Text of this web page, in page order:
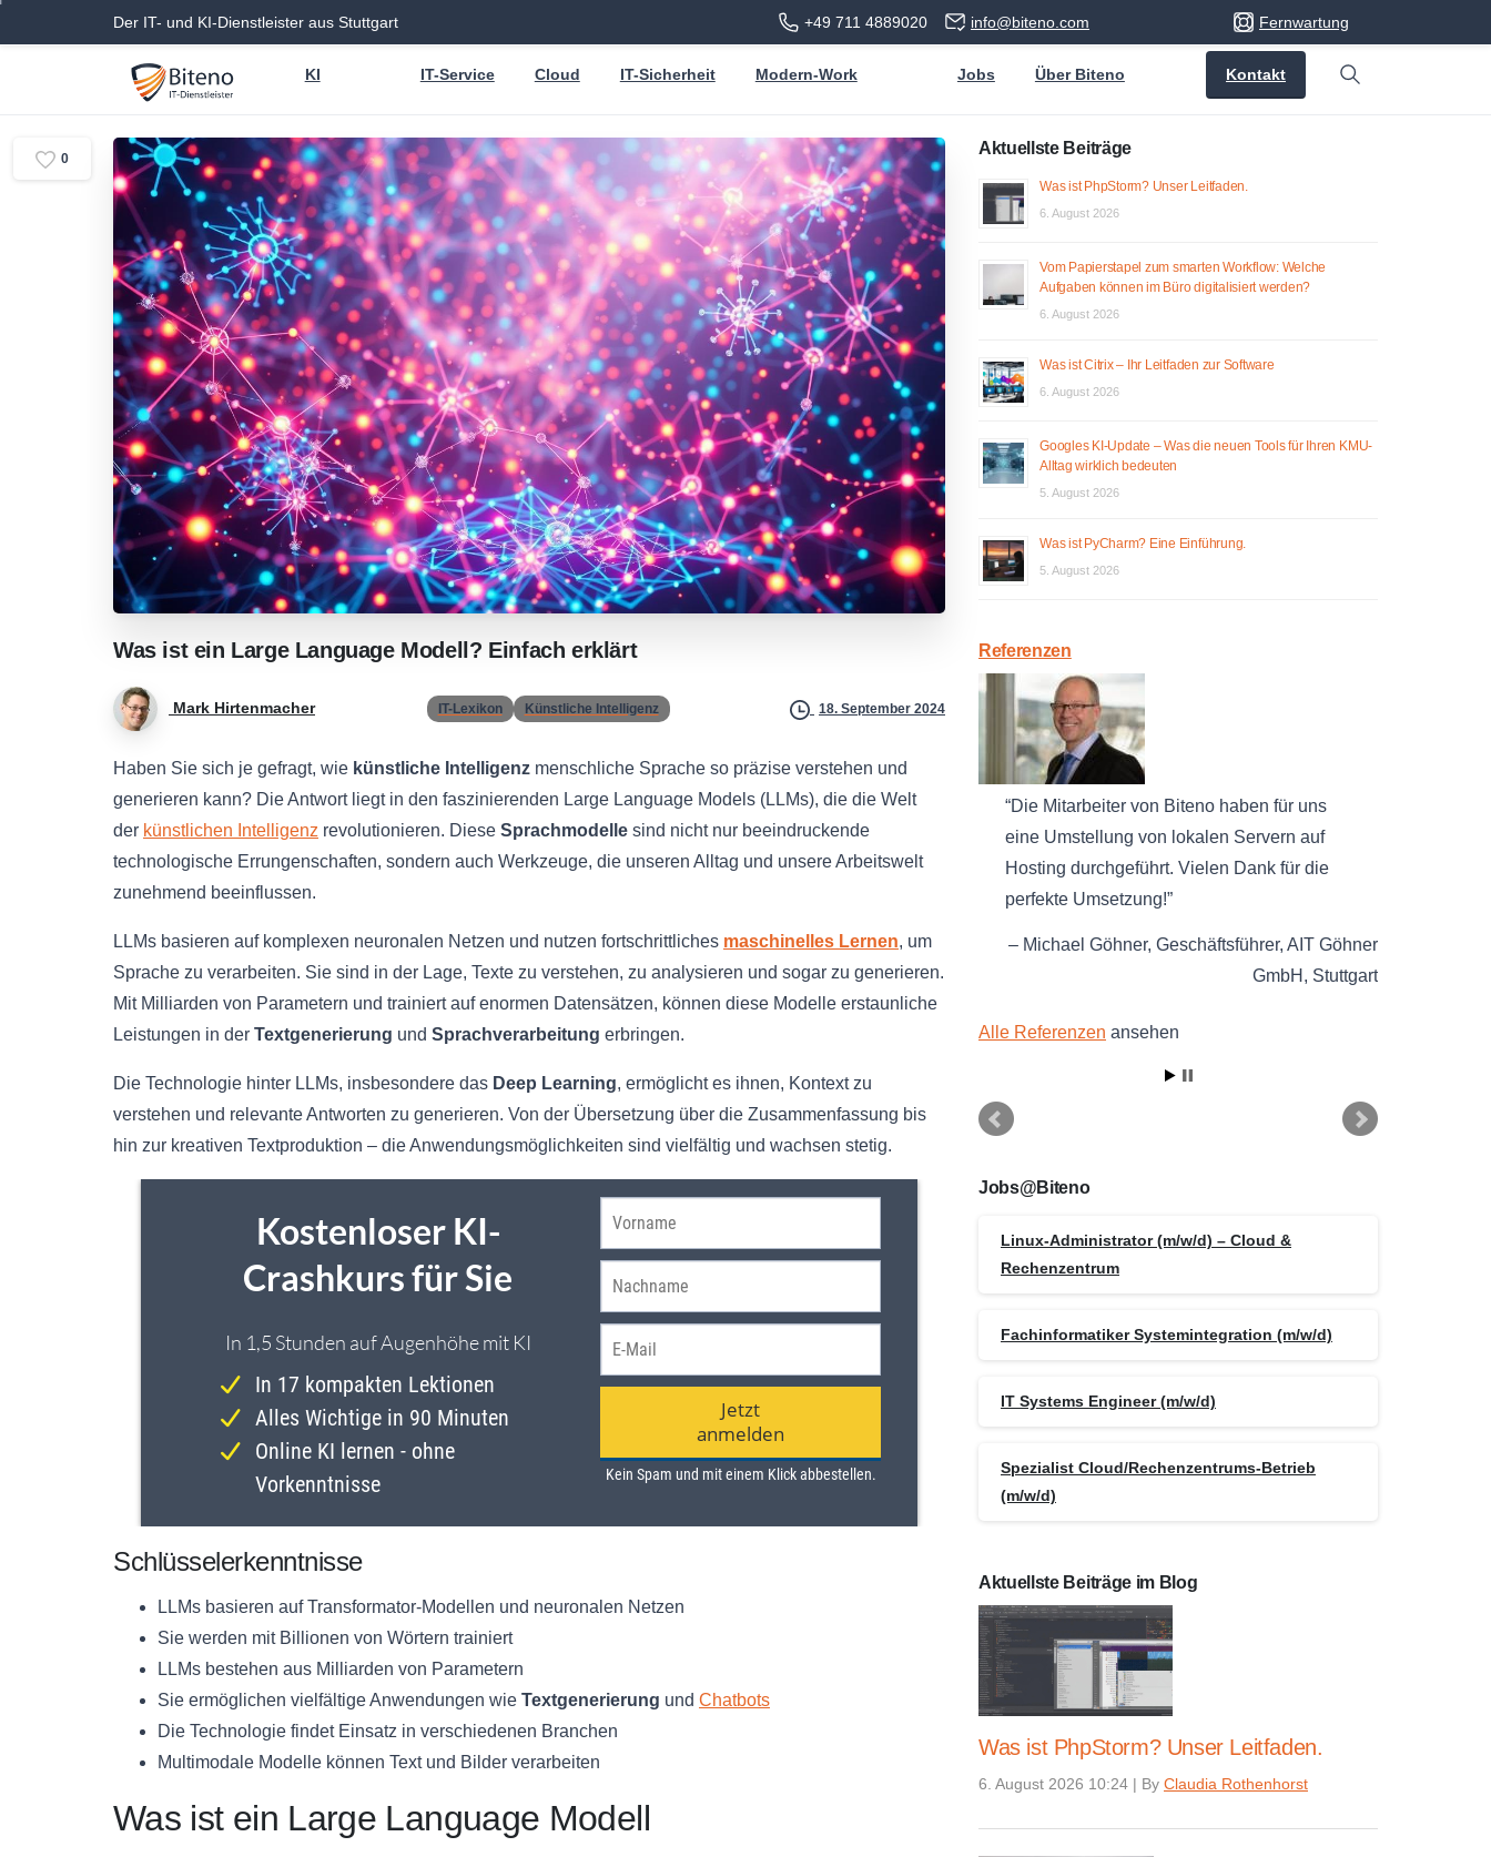
Der IT- und KI-Dienstleister aus Stuttgart +49 711 4889020 info@biteno.com Fernwartung
KI IT-Service Cloud IT-Sicherheit Modern-Work Jobs Über Biteno Kontakt
Search
Was ist ein Large Language Modell? Einfach erklärt
Mark Hirtenmacher IT-Lexikon Künstliche Intelligenz 18. September 2024
Haben Sie sich je gefragt, wie künstliche Intelligenz menschliche Sprache so präzise verstehen und
generieren kann? Die Antwort liegt in den faszinierenden Large Language Models (LLMs), die die Welt
der künstlichen Intelligenz revolutionieren. Diese Sprachmodelle sind nicht nur beeindruckende
technologische Errungenschaften, sondern auch Werkzeuge, die unseren Alltag und unsere Arbeitswelt
zunehmend beeinflussen.
LLMs basieren auf komplexen neuronalen Netzen und nutzen fortschrittliches maschinelles Lernen, um
Sprache zu verarbeiten. Sie sind in der Lage, Texte zu verstehen, zu analysieren und sogar zu generieren.
Mit Milliarden von Parametern und trainiert auf enormen Datensätzen, können diese Modelle erstaunliche
Leistungen in der Textgenerierung und Sprachverarbeitung erbringen.
Die Technologie hinter LLMs, insbesondere das Deep Learning, ermöglicht es ihnen, Kontext zu
verstehen und relevante Antworten zu generieren. Von der Übersetzung über die Zusammenfassung bis
hin zur kreativen Textproduktion – die Anwendungsmöglichkeiten sind vielfältig und wachsen stetig.
Schlüsselerkenntnisse
LLMs basieren auf Transformator-Modellen und neuronalen Netzen
Sie werden mit Billionen von Wörtern trainiert
LLMs bestehen aus Milliarden von Parametern
Sie ermöglichen vielfältige Anwendungen wie Textgenerierung und Chatbots
Die Technologie findet Einsatz in verschiedenen Branchen
Multimodale Modelle können Text und Bilder verarbeiten
Was ist ein Large Language Modell
0
Aktuellste Beiträge
Was ist PhpStorm? Unser Leitfaden.
6. August 2026
Vom Papierstapel zum smarten Workflow: Welche
Aufgaben können im Büro digitalisiert werden?
6. August 2026
Was ist Citrix – Ihr Leitfaden zur Software
6. August 2026
Googles KI-Update – Was die neuen Tools für Ihren KMU-
Alltag wirklich bedeuten
5. August 2026
Was ist PyCharm? Eine Einführung.
5. August 2026
Referenzen
Die Mitarbeiter von Biteno haben für uns
eine Umstellung von lokalen Servern auf
Hosting durchgeführt. Vielen Dank für die
perfekte Umsetzung!
Michael Göhner Geschäftsführer AIT Göhner
GmbH
Stuttgart
Alle Referenzen ansehen
Jobs@Biteno
Linux-Administrator (m/w/d) – Cloud &
Rechenzentrum
Fachinformatiker Systemintegration (m/w/d)
IT Systems Engineer (m/w/d)
Spezialist Cloud/Rechenzentrums-Betrieb
(m/w/d)
Aktuellste Beiträge im Blog
Was ist PhpStorm? Unser Leitfaden.
6. August 2026 10:24 | By Claudia Rothenhorst